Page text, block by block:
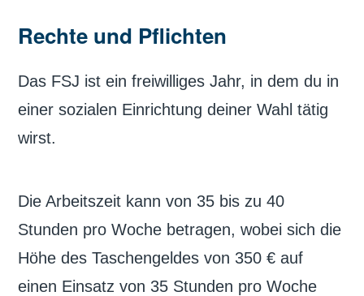
Rechte und Pflichten
Das FSJ ist ein freiwilliges Jahr, in dem du in
einer sozialen Einrichtung deiner Wahl tätig
wirst.
Die Arbeitszeit kann von 35 bis zu 40
Stunden pro Woche betragen, wobei sich die
Höhe des Taschengeldes von 350 € auf
einen Einsatz von 35 Stunden pro Woche